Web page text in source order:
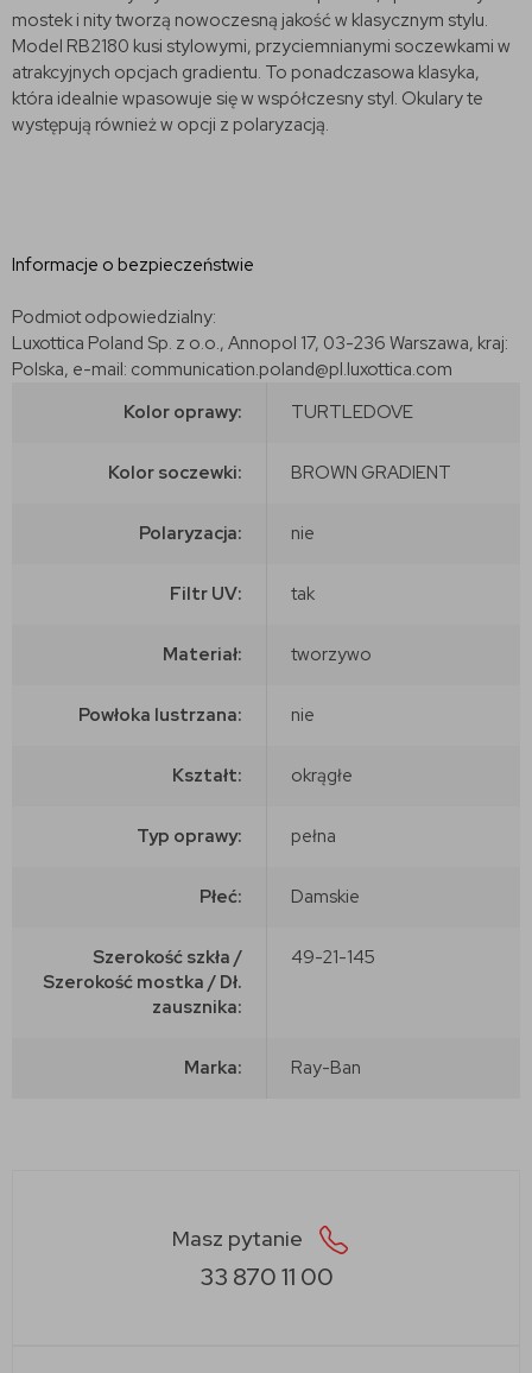
mostek i nity tworzą nowoczesną jakość w klasycznym stylu.
Model RB2180 kusi stylowymi, przyciemnianymi soczewkami w
atrakcyjnych opcjach gradientu. To ponadczasowa klasyka,
która idealnie wpasowuje się w współczesny styl. Okulary te
występują również w opcji z polaryzacją.
Informacje o bezpieczeństwie
Podmiot odpowiedzialny:
Luxottica Poland Sp. z o.o., Annopol 17, 03-236 Warszawa, kraj:
Polska, e-mail: communication.poland@pl.luxottica.com
Kolor oprawy:
TURTLEDOVE
Kolor soczewki: BROWN GRADIENT
Polaryzacja: nie
Filtr UV: tak
Materiał: tworzywo
Powłoka lustrzana: nie
Kształt: okrągłe
Typ oprawy: pełna
Płeć: Damskie
Szerokość szkła /
Szerokość mostka / Dł.
zausznika:
49-21-145
Marka: Ray-Ban
Masz pytanie
33 870 11 00